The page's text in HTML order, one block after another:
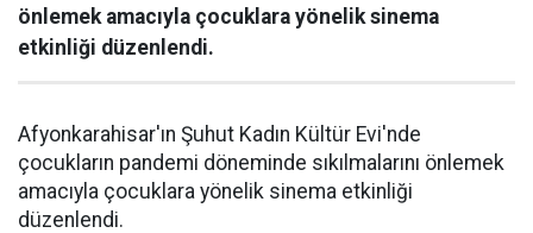
önlemek amacıyla çocuklara yönelik sinema
etkinliği düzenlendi.
Afyonkarahisar'ın Şuhut Kadın Kültür Evi'nde
çocukların pandemi döneminde sıkılmalarını önlemek
amacıyla çocuklara yönelik sinema etkinliği
düzenlendi.